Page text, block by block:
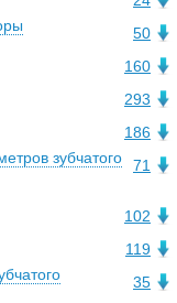
50
160
293
186
71
зубчатого
102
119
35